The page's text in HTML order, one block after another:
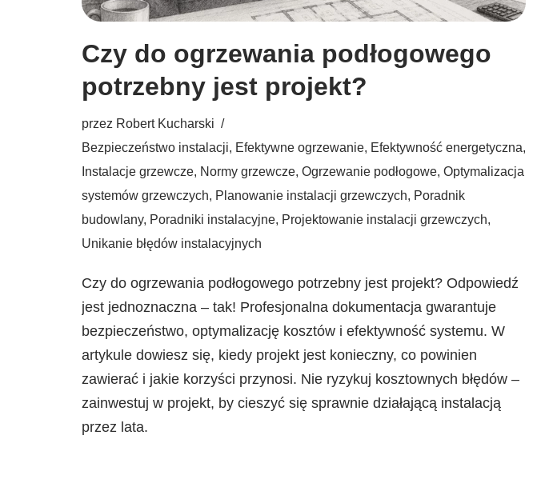
Czy do ogrzewania podłogowego
potrzebny jest projekt?
przez Robert Kucharski
Bezpieczeństwo instalacji, Efektywne ogrzewanie, Efektywność energetyczna,
Instalacje grzewcze, Normy grzewcze, Ogrzewanie podłogowe, Optymalizacja
systemów grzewczych, Planowanie instalacji grzewczych, Poradnik
budowlany, Poradniki instalacyjne, Projektowanie instalacji grzewczych,
Unikanie błędów instalacyjnych
Czy do ogrzewania podłogowego potrzebny jest projekt? Odpowiedź
jest jednoznaczna – tak! Profesjonalna dokumentacja gwarantuje
bezpieczeństwo, optymalizację kosztów i efektywność systemu. W
artykule dowiesz się, kiedy projekt jest konieczny, co powinien
zawierać i jakie korzyści przynosi. Nie ryzykuj kosztownych błędów –
zainwestuj w projekt, by cieszyć się sprawnie działającą instalacją
przez lata.